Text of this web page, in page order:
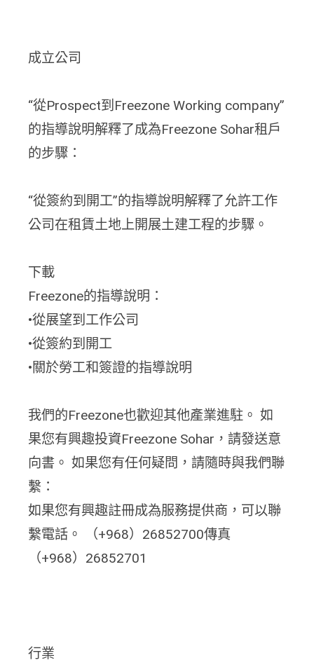
成立公司
“從Prospect到Freezone Working company”
的指導說明解釋了成為Freezone Sohar租戶
的步驟：
“從簽約到開工”的指導說明解釋了允許工作
公司在租賃土地上開展土建工程的步驟。
下載
Freezone的指導說明：
•從展望到工作公司
•從簽約到開工
•關於勞工和簽證的指導說明
我們的Freezone也歡迎其他產業進駐。 如
果您有興趣投資Freezone Sohar，請發送意
向書。 如果您有任何疑問，請隨時與我們聯
繫：
如果您有興趣註冊成為服務提供商，可以聯
繫電話。 （+968）26852700傳真
（+968）26852701
行業